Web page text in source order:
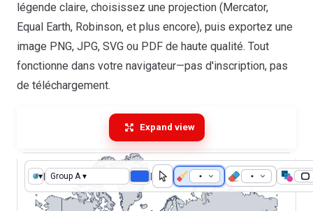
légende claire, choisissez une projection (Mercator,
Equal Earth, Robinson, et plus encore), puis exportez une
image PNG, JPG, SVG ou PDF de haute qualité. Tout
fonctionne dans votre navigateur—pas d'inscription, pas
de téléchargement.
Expand view
▾ Group A ▾